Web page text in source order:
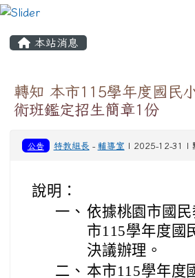
本站消息
轉知 本市115學年度國民
術班鑑定招生簡章1份
公告 特教組長 - 輔導室 | 2025-12-31 |
說明：
一、 依據桃園市國
市115學年度國
決議辦理。
二、 本市115學年度